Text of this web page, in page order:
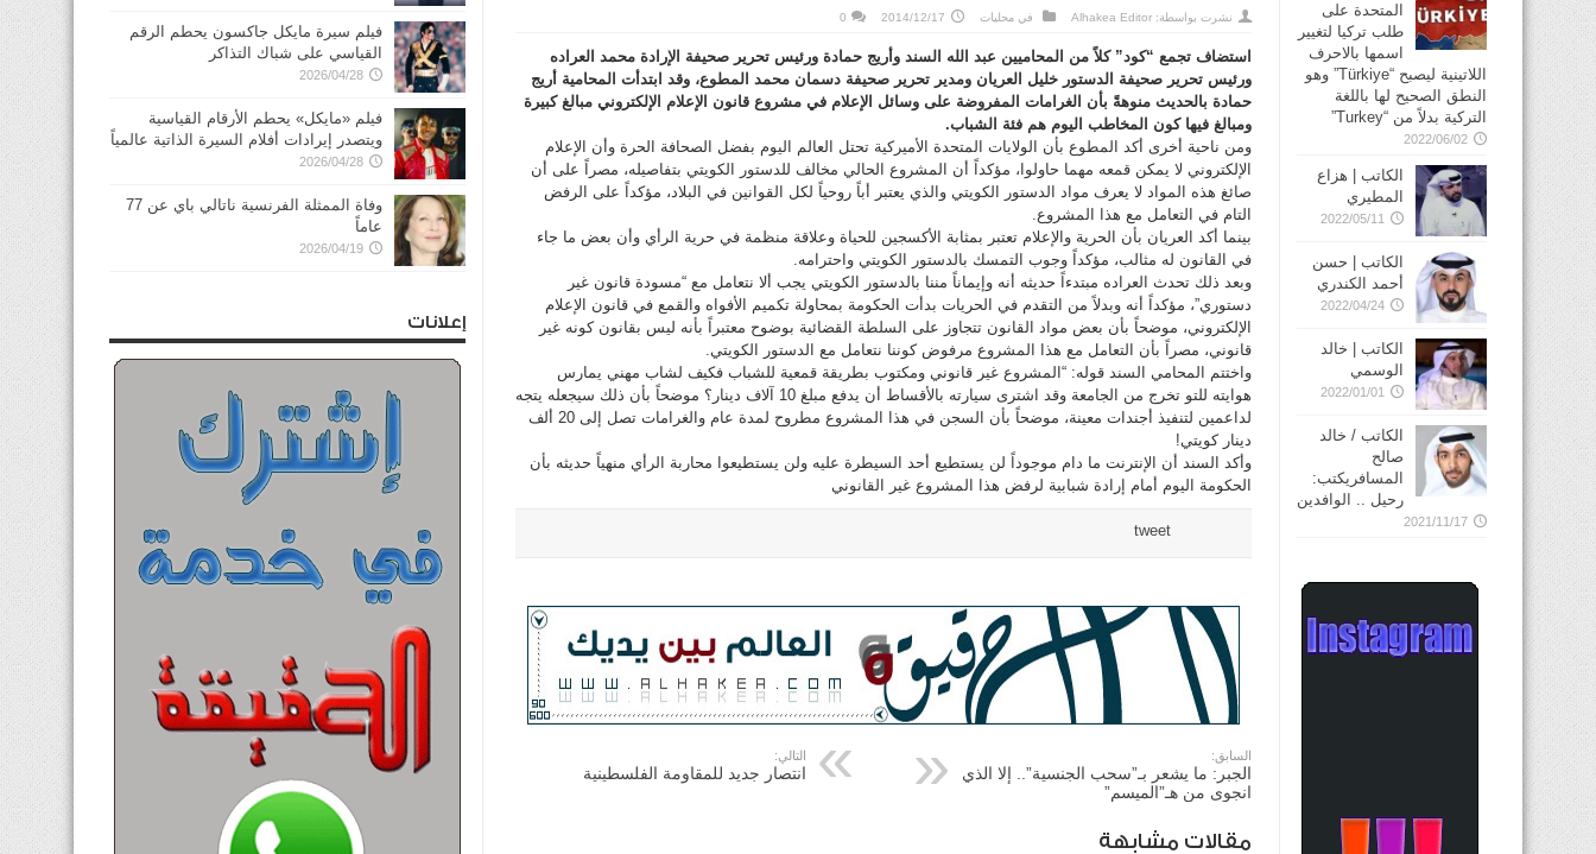
نشرت بواسطة: Alhakea Editor في محليات 2014/12/17
0
استضاف تجمع “كود” كلاً من المحاميين عبد الله السند وأريج حمادة ورئيس تحرير صحيفة الإرادة محمد العراده
ورئيس تحرير صحيفة الدستور خليل العريان ومدير تحرير صحيفة دسمان محمد المطوع، وقد ابتدأت المحامية أريج
حمادة بالحديث منوهةً بأن الغرامات المفروضة على وسائل الإعلام في مشروع قانون الإعلام الإلكتروني مبالغ كبيرة
ومبالغ فيها كون المخاطب اليوم هم فئة الشباب.
ومن ناحية أخرى أكد المطوع بأن الولايات المتحدة الأميركية تحتل العالم اليوم بفضل الصحافة الحرة وأن الإعلام
الإلكتروني لا يمكن قمعه مهما حاولوا، مؤكداً أن المشروع الحالي مخالف للدستور الكويتي بتفاصيله، مصراً على أن
صائغ هذه المواد لا يعرف مواد الدستور الكويتي والذي يعتبر أباً روحياً لكل القوانين في البلاد، مؤكداً على الرفض
التام في التعامل مع هذا المشروع.
بينما أكد العريان بأن الحرية والإعلام تعتبر بمثابة الأكسجين للحياة وعلاقة منظمة في حرية الرأي وأن بعض ما جاء
في القانون له مثالب، مؤكداً وجوب التمسك بالدستور الكويتي واحترامه.
وبعد ذلك تحدث العراده مبتدءاً حديثه أنه وإيماناً مننا بالدستور الكويتي يجب ألا نتعامل مع “مسودة قانون غير
دستوري”، مؤكداً أنه وبدلاً من التقدم في الحريات بدأت الحكومة بمحاولة تكميم الأفواه والقمع في قانون الإعلام
الإلكتروني، موضحاً بأن بعض مواد القانون تتجاوز على السلطة القضائية بوضوح معتبراً بأنه ليس بقانون كونه غير
قانوني، مصراً بأن التعامل مع هذا المشروع مرفوض كوننا نتعامل مع الدستور الكويتي.
واختتم المحامي السند قوله: “المشروع غير قانوني ومكتوب بطريقة قمعية للشباب فكيف لشاب مهني يمارس
هوايته للتو تخرج من الجامعة وقد اشترى سيارته بالأقساط أن يدفع مبلغ 10 آلاف دينار؟ موضحاً بأن ذلك سيجعله يتجه
لداعمين لتنفيذ أجندات معينة، موضحاً بأن السجن في هذا المشروع مطروح لمدة عام والغرامات تصل إلى 20 ألف
دينار كويتي!
وأكد السند أن الإنترنت ما دام موجوداً لن يستطيع أحد السيطرة عليه ولن يستطيعوا محاربة الرأي منهياً حديثه بأن
الحكومة اليوم أمام إرادة شبابية لرفض هذا المشروع غير القانوني
tweet
السابق:
الجبر: ما يشعر بـ”سحب الجنسية”.. إلا الذي
انجوى من هـ”الميسم”
التالي:
انتصار جديد للمقاومة الفلسطينية
مقالات مشابهة
المتحدة على
طلب تركيا لتغيير
اسمها بالاحرف
اللاتينية ليصبح “Türkiye” وهو
النطق الصحيح لها باللغة
التركية بدلاً من “Turkey”
2022/06/02
الكاتب | هزاع
المطيري
2022/05/11
الكاتب | حسن
أحمد الكندري
2022/04/24
الكاتب | خالد
الوسمي
2022/01/01
الكاتب / خالد
صالح
المسافريكتب:
رحيل .. الوافدين
2021/11/17
فيلم سيرة مايكل جاكسون يحطم الرقم
القياسي على شباك التذاكر
2026/04/28
فيلم «مايكل» يحطم الأرقام القياسية
ويتصدر إيرادات أفلام السيرة الذاتية عالمياً
2026/04/28
وفاة الممثلة الفرنسية ناتالي باي عن 77
عاماً
2026/04/19
إعلانات